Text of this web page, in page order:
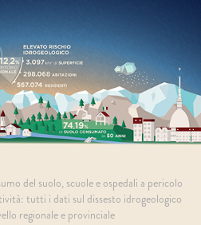
del suolo, scuole e ospedali a pericolo
tutti i dati sul dissesto idrogeologico
regionale e provinciale